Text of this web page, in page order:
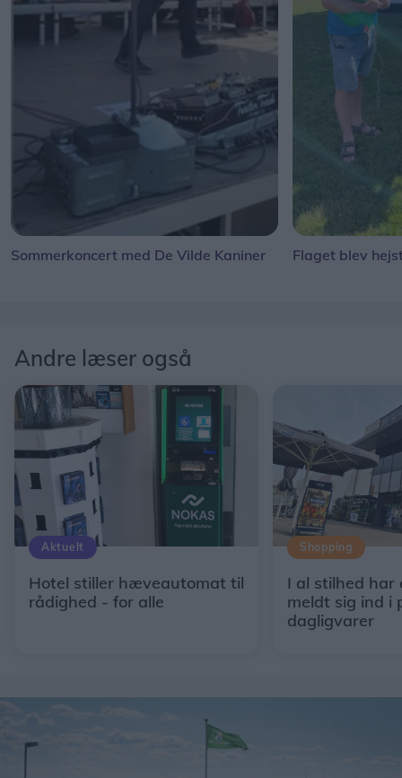
Sommerkoncert med De Vilde Kaniner Flaget blev
Andre læser også
Aktuelt
Hotel stiller hæveautomat til
rådighed - for alle
Shopping
I al stilhed har
meldt sig ind i
dagligvarer